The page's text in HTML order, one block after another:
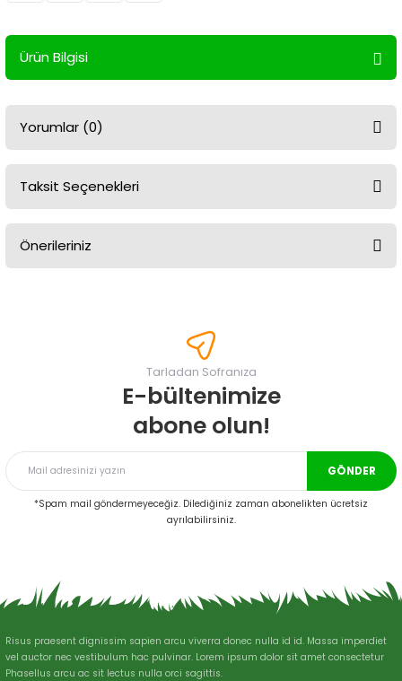
Ürün Bilgisi
Yorumlar (0)
Taksit Seçenekleri
Önerileriniz
Görüş ve önerileriniz için teşekkür ederiz.
Ürün resmi kalitesiz, bozuk veya görüntülenemiyor.
Ürün bilgilerinde hatalar bulunuyor.
Bu ürüne benzer farklı alternatifler olmalı.
Gönder
Tarladan Sofranıza
E-bültenimize
abone olun!
GÖNDER
*Spam mail göndermeyeceğiz. Dilediğiniz zaman abonelikten ücretsiz
ayrılabilirsiniz.
Risus praesent dignissim sapien arcu viverra donec nulla id id. Massa imperdiet
vel auctor nec vestibulum hac pulvinar. Lorem ipsum dolor sit amet consectetur
Phasellus arcu ac sit lectus nulla orci sagittis.